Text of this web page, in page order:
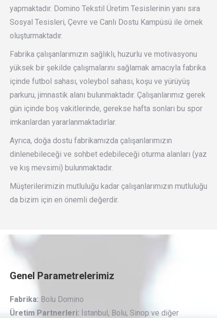
yapmaktadır. Domino Tekstil Üretim Tesislerinin yanı sıra
Sosyal Tesisleri, Çevre ve Canlı Dostu Kampüsü ile örnek
oluşturmaktadır.
Fabrika çalışanlarımızın sağlıklı, huzurlu ve motivasyonu
yüksek bir şekilde çalışmalarını sağlamak amacıyla fabrika
içinde futbol sahası, voleybol sahası, koşu ve yürüyüş
parkuru, jimnastik alanı bulunmaktadır. Çalışanlarımız gerek
gün içinde boş vakitlerinde, gerekse hafta sonları bu spor
imkanlardan yararlanmaktadırlar.
Ayrıca, doğa dostu fabrikamızda çalışanlarımızın
dinlenebileceği ve sohbet edebileceği oturma alanları (yaz
ve kış mevsimi) bulunmaktadır.
Müşterilerimizin mutluluğu kadar çalışanlarımızın mutluluğu
da bizim için en önemli değerdir.
Genel Parametrelerimiz
Fabrika: Bolu Domino
Üretim Partnerleri: İstanbul, Bolu, Sinop ve diğer